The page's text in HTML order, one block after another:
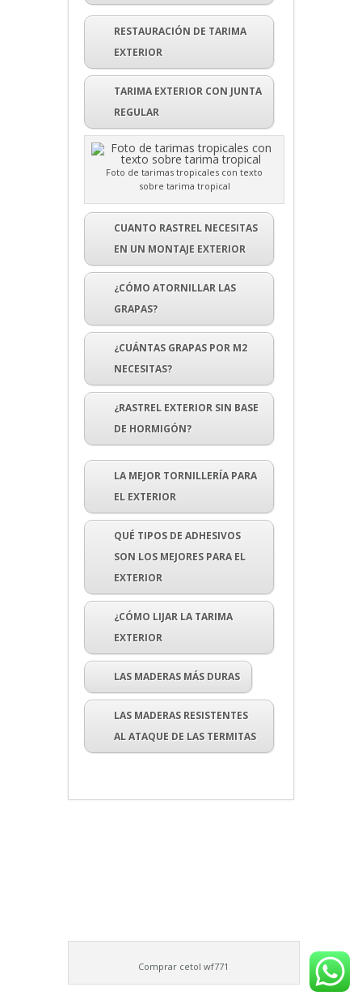
RESTAURACIÓN DE TARIMA
EXTERIOR
TARIMA EXTERIOR CON JUNTA
REGULAR
Foto de tarimas tropicales con texto
sobre tarima tropical
CUANTO RASTREL NECESITAS
EN UN MONTAJE EXTERIOR
¿CÓMO ATORNILLAR LAS
GRAPAS?
¿CUÁNTAS GRAPAS POR M2
NECESITAS?
¿RASTREL EXTERIOR SIN BASE
DE HORMIGÓN?
LA MEJOR TORNILLERÍA PARA
EL EXTERIOR
QUÉ TIPOS DE ADHESIVOS
SON LOS MEJORES PARA EL
EXTERIOR
¿CÓMO LIJAR LA TARIMA
EXTERIOR
LAS MADERAS MÁS DURAS
LAS MADERAS RESISTENTES
AL ATAQUE DE LAS TERMITAS
Comprar cetol wf771